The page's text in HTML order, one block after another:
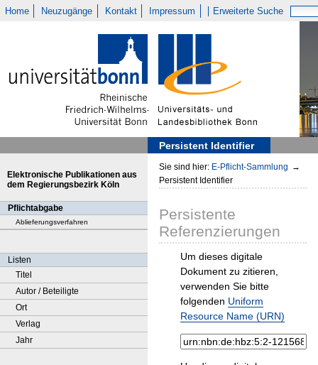
Home Neuzugänge Kontakt Impressum Erweiterte Suche
Persistent Identifier
Elektronische Publikationen aus
dem Regierungsbezirk Köln
Pflichtabgabe
Ablieferungsverfahren
Listen
Titel
Autor / Beteiligte
Ort
Verlag
Jahr
Sie sind hier: E-Pflicht-Sammlung →
Persistent Identifier
Persistente
Referenzierungen
Um dieses digitale
Dokument zu zitieren,
verwenden Sie bitte
folgenden Uniform
Resource Name (URN)